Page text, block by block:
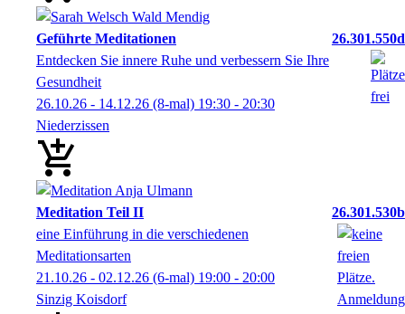
Meditation Teil II
26.301.530b
eine Einführung in die verschiedenen
Meditationsarten
21.10.26 - 02.12.26 (6-mal) 19:00 - 20:00
Sinzig Koisdorf
Geführte Meditationen
26.301.550d
Entdecken Sie innere Ruhe und verbessern Sie Ihre
Gesundheit
26.10.26 - 14.12.26 (8-mal) 19:30 - 20:30
Niederzissen